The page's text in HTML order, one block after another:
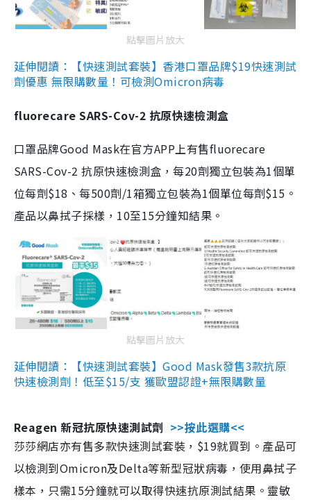
點擊圖片放大
延伸閱讀：【快速測試套裝】香港口罩品牌$19快速測試
劑優惠 無限購數量！可檢測Omicron病毒
fluorecare SARS-Cov-2 抗原快速檢測盒
口罩品牌Good Mask在官方APP上有售fluorecare
SARS-Cov-2 抗原快速檢測盒，每20劑獨立包裝為1個單
位每劑$18、每500劑/1箱獨立包裝為1個單位每劑$15。
產品以鼻拭子採樣，10至15分鐘知結果。
點擊圖片放大
延伸閱讀：【快速測試套裝】Good Mask發售3款抗原
快速檢測劑！低至$15/支 獲歐盟認證+無限購數量
Reagen 新冠抗原快速測試劑 >>按此選購<<
莎莎網店亦有售多款快速測試套裝，$19就買到。產品可
以檢測到Omicron及Delta等新型冠狀病毒，使用鼻拭子
樣本，只需15分鐘就可以取得快速抗原測試結果。靈敏